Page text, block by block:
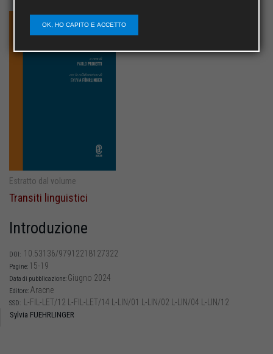
Estratto dal volume
Transiti linguistici
Introduzione
DOI: 10.53136/97912218127322
Pagine: 15-19
Data di pubblicazione: Giugno 2024
Editore: Aracne
SSD: L-FIL-LET/12 L-FIL-LET/14 L-LIN/01 L-LIN/02 L-LIN/04 L-LIN/12
Sylvia FUEHRLINGER
OK, HO CAPITO E ACCETTO